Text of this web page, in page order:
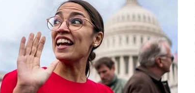
del Tabaco", Pa... Llamado a Sesiones Extraordinari...